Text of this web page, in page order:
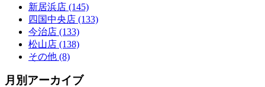
開
新居浜店 (145)
四国中央店 (133)
今治店 (133)
松山店 (138)
その他 (8)
月別アーカイブ